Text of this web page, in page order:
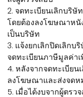
2. จดทะเบียนเลิกบริ
โดยต้องลงโฆษณาหนั
เป็นบริษัท
3. แจ้งยกเลิกปิดเลิก
จดทะเบียนภาษีมูลค่า
4. หลังจากจดทะเบีย
ลงโฆษณาและส่งจดห
5. เมื่อได้งบจากผู้ตร